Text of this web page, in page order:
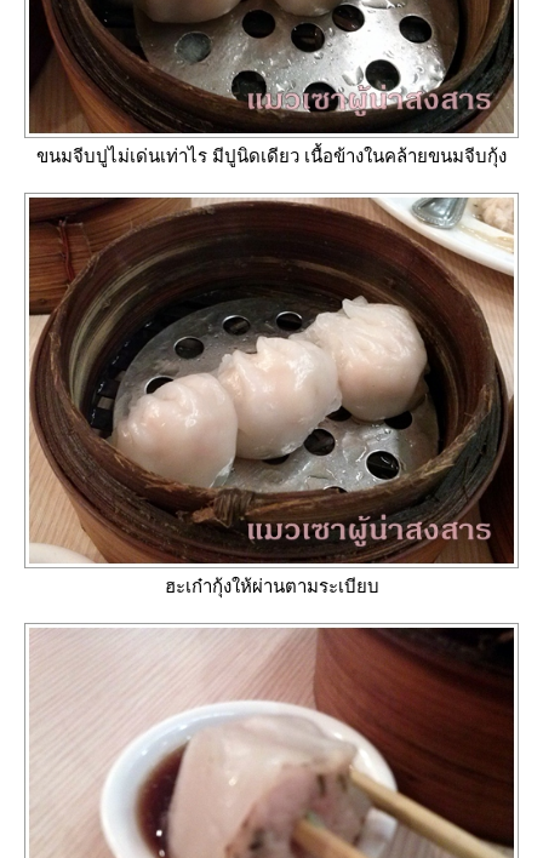
ขนมจีบปูไม่เด่นเท่าไร มีปูนิดเดียว เนื้อข้างในคล้ายขนมจีบกุ้ง
ฮะเก๋ากุ้งให้ผ่านตามระเบียบ